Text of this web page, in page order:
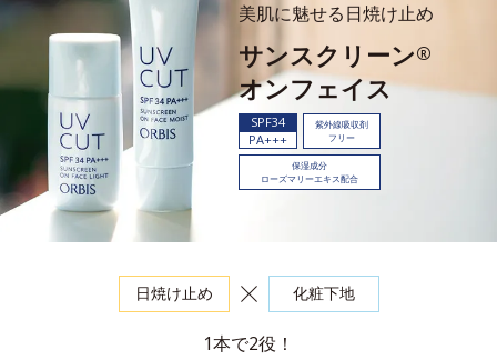
美肌に魅せる日焼け止め
サンスクリーン®
オンフェイス
SPF34
PA+++
紫外線吸収剤
フリー
保湿成分
ローズマリーエキス配合
日焼け止め 化粧下地
1本で2役！